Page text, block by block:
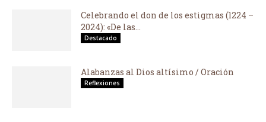
Celebrando el don de los estigmas (1224 –
2024): «De las...
Destacado
Alabanzas al Dios altísimo / Oración
Reflexiones